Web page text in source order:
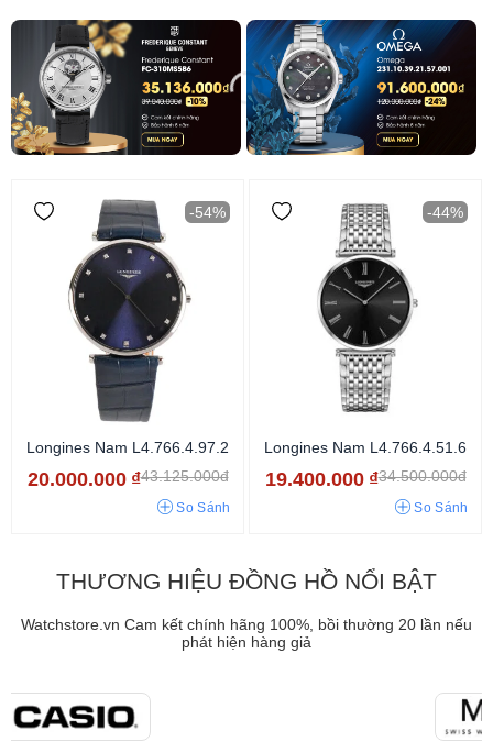
-54%
Longines Nam L4.766.4.97.2
20.000.000 ₫43.125.000đ
So Sánh
-44%
Longines Nam L4.766.4.51.6
19.400.000 ₫34.500.000đ
So Sánh
THƯƠNG HIỆU ĐỒNG HỒ NỔI BẬT
Watchstore.vn Cam kết chính hãng 100%, bồi thường 20 lần nếu
phát hiện hàng giả